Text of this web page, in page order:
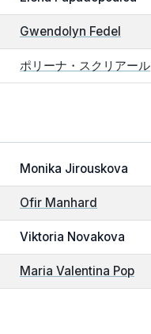
Gwendolyn Fedel
ポリーナ・スクリアール
Monika Jirouskova
Ofir Manhard
Viktoria Novakova
Maria Valentina Pop